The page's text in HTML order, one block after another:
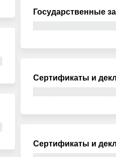
Государственные
Сертификаты и
Сертификаты и